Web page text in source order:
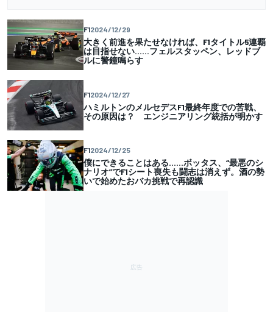
F12024/12/29
大きく前進を果たせなければ、F1タイトル5連覇
は目指せない……フェルスタッペン、レッドブ
ルに警鐘鳴らす
F12024/12/27
ハミルトンのメルセデスF1最終年度での苦戦、
その原因は？ エンジニアリング統括が明かす
F12024/12/25
僕にできることはある……ボッタス、“最悪のシ
ナリオ”でF1シート喪失も闘志は消えず。酒の勢
いで始めたおバカ挑戦で再認識